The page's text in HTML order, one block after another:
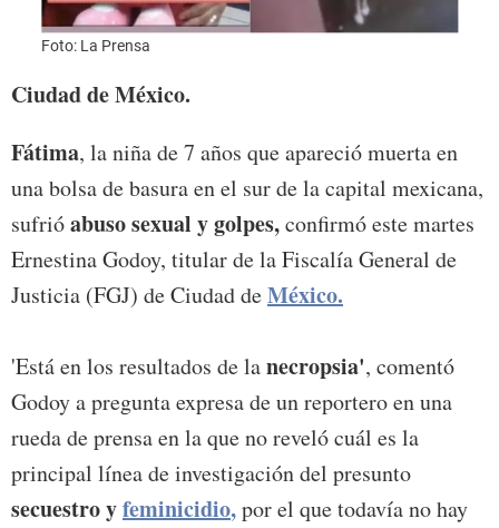
Foto: La Prensa
Ciudad de México.
Fátima, la niña de 7 años que apareció muerta en
una bolsa de basura en el sur de la capital mexicana,
sufrióabuso sexual y golpes,confirmó este martes
Ernestina Godoy, titular de la Fiscalía General de
Justicia (FGJ) de Ciudad deMéxico.
'Está en los resultados de lanecropsia', comentó
Godoy a pregunta expresa de un reportero en una
rueda de prensa en la que no reveló cuál es la
principal línea de investigación del presunto
secuestro yfeminicidio,por el que todavía no hay